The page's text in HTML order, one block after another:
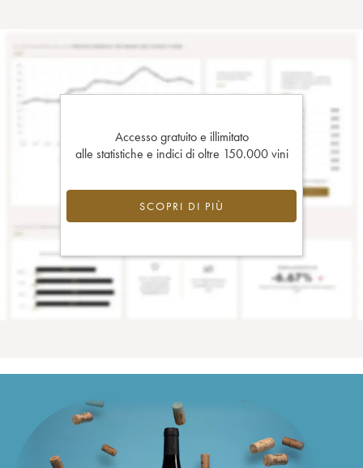
Accesso gratuito e illimitato
alle statistiche e indici di oltre 150.000 vini
SCOPRI DI PIÙ